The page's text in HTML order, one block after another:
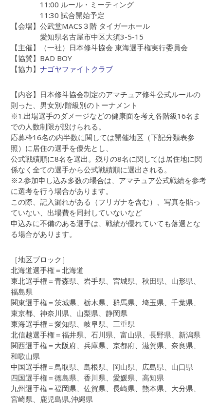
11:00 ルール・ミーティング
11:30 試合開始予定
【会場】公武堂MACS３階 タイガーホール
愛知県名古屋市中区大須3-5-15
【主催】（一社）日本修斗協会 東海選手権実行委員会
【協賛】BAD BOY
【協力】ナゴヤファイトクラブ
【内容】日本修斗協会制定のアマチュア修斗公式ルールの
則った、男女別/階級別のトーナメント
※1.出場選手のダメージなどの健康面を考え各階級16名ま
での人数制限が設けられる。
応募枠16名の内半数に関しては開催地区（下記分類表参
照）に居住の選手を優先とし、
公式戦績順に8名を選出。残りの8名に関しては居住地に関
係なく全ての選手から公式戦績順に選出される。
※2.参加申し込み多数の場合は、アマチュア公式戦績を参考
に選考を行う場合があります。
この際、記入漏れがある（フリガナを含む）、写真を貼っ
ていない、出場費を同封していないなど
申込みに不備のある選手は、戦績が優れていても落選とな
る場合があります。
［地区ブロック］
北海道選手権＝北海道
東北選手権＝青森県、岩手県、宮城県、秋田県、山形県、
福島県
関東選手権＝茨城県、栃木県、群馬県、埼玉県、千葉県、
東京都、神奈川県、山梨県、静岡県
東海選手権＝愛知県、岐阜県、三重県
北信越選手権＝福井県、石川県、富山県、長野県、新潟県
関西選手権＝大阪府、兵庫県、京都府、滋賀県、奈良県、
和歌山県
中国選手権＝鳥取県、島根県、岡山県、広島県、山口県
四国選手権＝徳島県、香川県、愛媛県、高知県
九州選手権＝福岡県、佐賀県、長崎県、熊本県、大分県、
宮崎県、鹿児島県,沖縄県